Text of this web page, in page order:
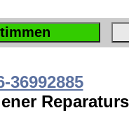
36992885